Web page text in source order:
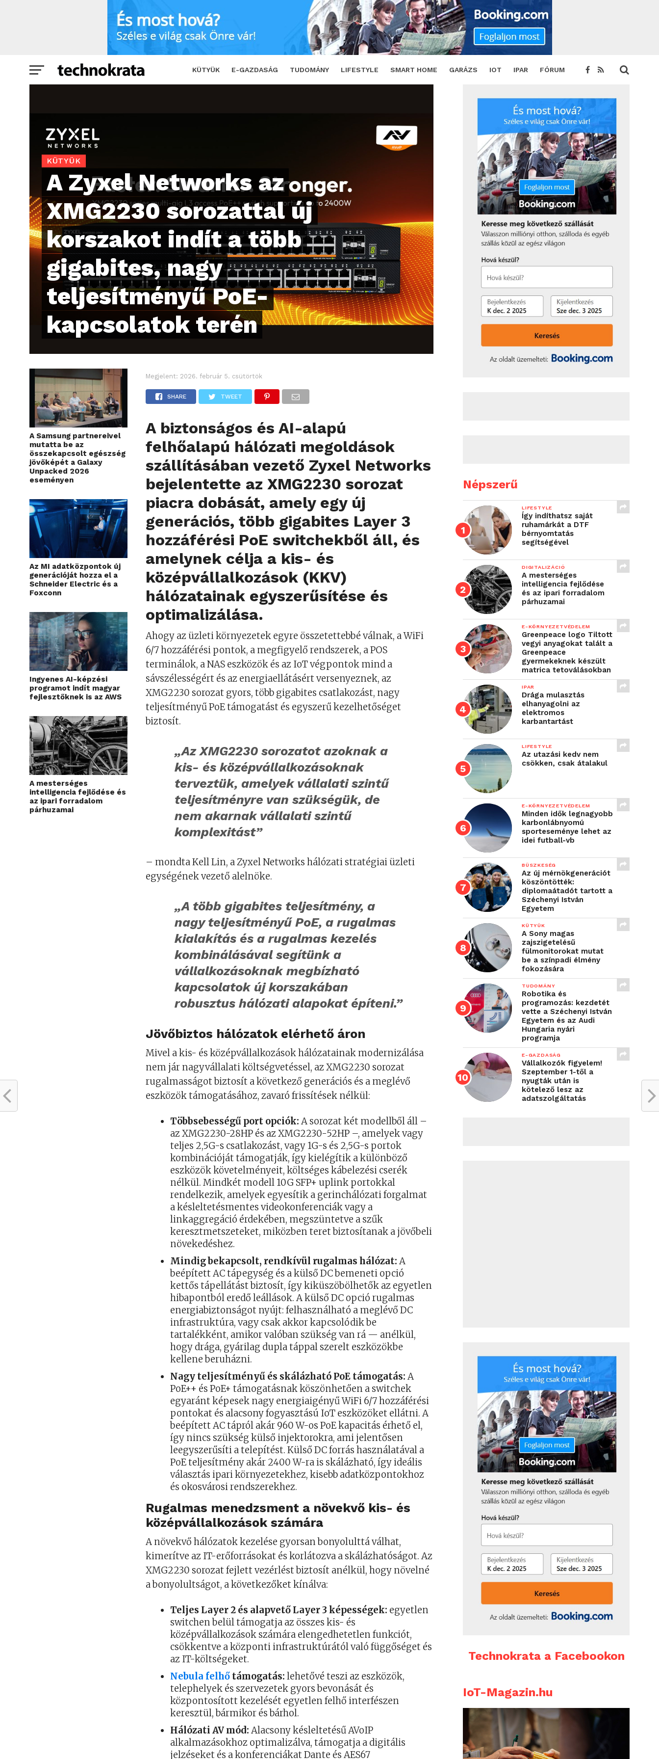
KÜTYÜK E-GAZDASÁG TUDOMÁNY LIFESTYLE SMART HOME GARÁZS IOT IPAR FÓRUM
A Zyxel Networks az XMG2230 sorozattal új korszakot indít a több gigabites, nagy teljesítményű PoE-kapcsolatok terén
SHARE TWEET
KÜTYÜK
A Zyxel Networks az
XMG2230 sorozattal új
korszakot indít a több
gigabites, nagy
teljesítményű PoE-
kapcsolatok terén
A Samsung partnereivel
mutatta be az
összekapcsolt egészség
jövőképét a Galaxy
Unpacked 2026
eseményen
Az MI adatközpontok új
generációját hozza el a
Schneider Electric és a
Foxconn
Ingyenes AI-képzési
programot indít magyar
fejlesztőknek is az AWS
A mesterséges
intelligencia fejlődése és
az ipari forradalom
párhuzamai
Megjelent: 2026. február 5. csütörtök
SHARE TWEET
A biztonságos és AI-alapú
felhőalapú hálózati megoldások
szállításában vezető Zyxel Networks
bejelentette azXMG2230 sorozat
piacra dobását, amely egy új
generációs, több gigabites Layer 3
hozzáférési PoE switchekből áll, és
amelynek célja a kis- és
középvállalkozások (KKV)
hálózatainak egyszerűsítése és
optimalizálása.
Ahogy az üzleti környezetek egyre összetettebbé válnak, a WiFi
6/7 hozzáférési pontok, a megfigyelő rendszerek, a POS
terminálok, a NAS eszközök és az IoT végpontok mind a
sávszélességért és az energiaellátásért versenyeznek, az
XMG2230 sorozat gyors, több gigabites csatlakozást, nagy
teljesítményű PoE támogatást és egyszerű kezelhetőséget
biztosít.
„Az XMG2230 sorozatot azoknak a
kis- és középvállalkozásoknak
terveztük, amelyek vállalati szintű
teljesítményre van szükségük, de
nem akarnak vállalati szintű
komplexitást”
– mondta Kell Lin, a Zyxel Networks hálózati stratégiai üzleti
egységének vezető alelnöke.
„A több gigabites teljesítmény, a
nagy teljesítményű PoE, a rugalmas
kialakítás és a rugalmas kezelés
kombinálásával segítünk a
vállalkozásoknak megbízható
kapcsolatok új korszakában
robusztus hálózati alapokat építeni.”
Jövőbiztos hálózatok elérhető áron
Mivel a kis- és középvállalkozások hálózatainak modernizálása
nem jár nagyvállalati költségvetéssel, az XMG2230 sorozat
rugalmasságot biztosít a következő generációs és a meglévő
eszközök támogatásához, zavaró frissítések nélkül:
Többsebességű port opciók:A sorozat két modellből áll –
az XMG2230-28HP és az XMG2230-52HP –, amelyek vagy
teljes 2,5G-s csatlakozást, vagy 1G-s és 2,5G-s portok
kombinációját támogatják, így kielégítik a különböző
eszközök követelményeit, költséges kábelezési cserék
nélkül. Mindkét modell 10G SFP+ uplink portokkal
rendelkezik, amelyek egyesítik a gerinchálózati forgalmat
a késleltetésmentes videokonferenciák vagy a
linkaggregáció érdekében, megszüntetve a szűk
keresztmetszeteket, miközben teret biztosítanak a jövőbeli
növekedéshez.
Mindig bekapcsolt, rendkívül rugalmas hálózat:A
beépített AC tápegység és a külső DC bemeneti opció
kettős tápellátást biztosít, így kiküszöbölhetők az egyetlen
hibapontból eredő leállások. A külső DC opció rugalmas
energiabiztonságot nyújt: felhasználható a meglévő DC
infrastruktúra, vagy csak akkor kapcsolódik be
tartalékként, amikor valóban szükség van rá — anélkül,
hogy drága, gyárilag dupla táppal szerelt eszközökbe
kellene beruházni.
Nagy teljesítményű és skálázható PoE támogatás:A
PoE++ és PoE+ támogatásnak köszönhetően a switchek
egyaránt képesek nagy energiaigényű WiFi 6/7 hozzáférési
pontokat és alacsony fogyasztású IoT eszközöket ellátni. A
beépített AC tápról akár 960 W-os PoE kapacitás érhető el,
így nincs szükség külső injektorokra, ami jelentősen
leegyszerűsíti a telepítést. Külső DC forrás használatával a
PoE teljesítmény akár 2400 W-ra is skálázható, így ideális
választás ipari környezetekhez, kisebb adatközpontokhoz
és okosvárosi rendszerekhez.
Rugalmas menedzsment a növekvő kis- és
középvállalkozások számára
A növekvő hálózatok kezelése gyorsan bonyolulttá válhat,
kimerítve az IT-erőforrásokat és korlátozva a skálázhatóságot. Az
XMG2230 sorozat fejlett vezérlést biztosít anélkül, hogy növelné
a bonyolultságot, a következőket kínálva:
Teljes Layer 2 és alapvető Layer 3 képességek: egyetlen
switchen belül támogatja az összes kis- és
középvállalkozások számára elengedhetetlen funkciót,
csökkentve a központi infrastruktúrától való függőséget és
az IT-költségeket.
Nebula felhő támogatás:lehetővé teszi az eszközök,
telephelyek és szervezetek gyors bevonását és
központosított kezelését egyetlen felhő interfészen
keresztül, bármikor és bárhol.
Hálózati AV mód:Alacsony késleltetésű AVoIP
alkalmazásokhoz optimalizálva, támogatja a digitális
jelzéseket és a konferenciákat Dante és AES67
Népszerű
LIFESTYLE
Így indíthatsz saját
ruhamárkát a DTF
bérnyomtatás
segítségével
DIGITALIZÁCIÓ
A mesterséges
intelligencia fejlődése
és az ipari forradalom
párhuzamai
E-KÖRNYEZETVÉDELEM
Greenpeace logo Tiltott
vegyi anyagokat talált a
Greenpeace
gyermekeknek készült
matrica tetoválásokban
IPAR
Drága mulasztás
elhanyagolni az
elektromos
karbantartást
LIFESTYLE
Az utazási kedv nem
csökken, csak átalakul
E-KÖRNYEZETVÉDELEM
Minden idők legnagyobb
karbonlábnyomú
sporteseménye lehet az
idei futball-vb
BÜSZKESÉG
Az új mérnökgenerációt
köszöntötték:
diplomaátadót tartott a
Széchenyi István
Egyetem
KÜTYÜK
A Sony magas
zajszigetelésű
fülmonitorokat mutat
be a színpadi élmény
fokozására
TUDOMÁNY
Robotika és
programozás: kezdetét
vette a Széchenyi István
Egyetem és az Audi
Hungaria nyári
programja
E-GAZDASÁG
Vállalkozók figyelem!
Szeptember 1-től a
nyugták után is
kötelező lesz az
adatszolgáltatás
Technokrata a Facebookon
IoT-Magazin.hu